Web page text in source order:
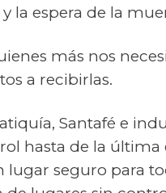
la espera de la
más nos
a recibirlas.
Santafé e
hasta de la última
seguro para